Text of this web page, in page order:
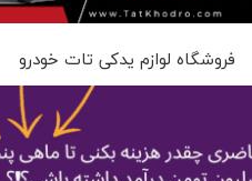
فروشگاه لوازم یدکی تات خودرو